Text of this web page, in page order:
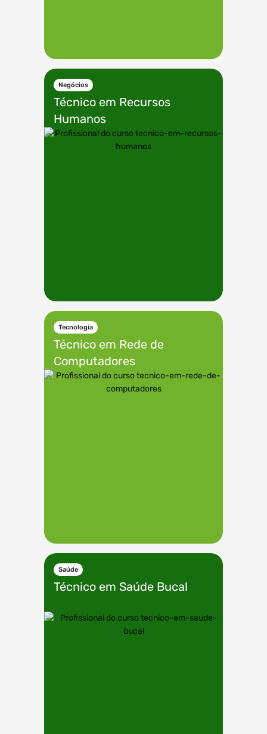
Negócios
Técnico em Recursos
Humanos
Tecnologia
Técnico em Rede de
Computadores
Saúde
Técnico em Saúde Bucal